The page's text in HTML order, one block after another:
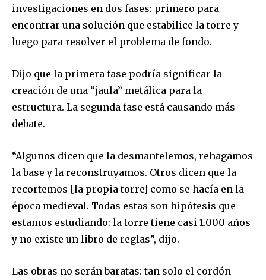
investigaciones en dos fases: primero para
encontrar una solución que estabilice la torre y
luego para resolver el problema de fondo.
Dijo que la primera fase podría significar la
creación de una “jaula” metálica para la
estructura. La segunda fase está causando más
debate.
“Algunos dicen que la desmantelemos, rehagamos
la base y la reconstruyamos. Otros dicen que la
recortemos [la propia torre] como se hacía en la
época medieval. Todas estas son hipótesis que
estamos estudiando: la torre tiene casi 1.000 años
y no existe un libro de reglas”, dijo.
Las obras no serán baratas: tan solo el cordón